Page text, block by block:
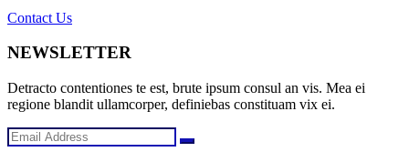
Contact Us
NEWSLETTER
Detracto contentiones te est, brute ipsum consul an vis. Mea ei
regione blandit ullamcorper, definiebas constituam vix ei.